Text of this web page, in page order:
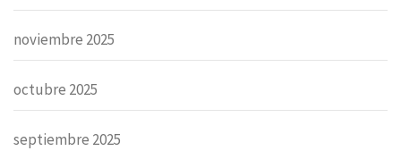
noviembre 2025
octubre 2025
septiembre 2025